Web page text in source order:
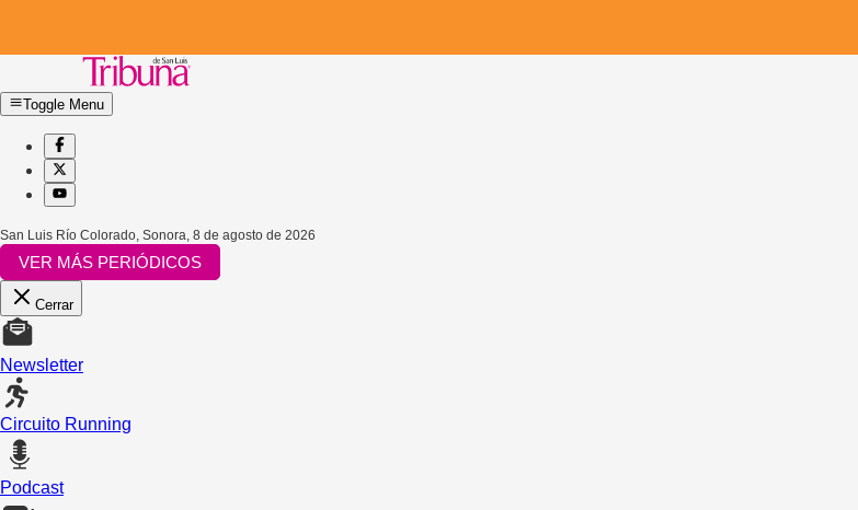
Toggle Menu
San Luis Río Colorado, Sonora, 8 de agosto de 2026
VER MÁS PERIÓDICOS
Cerrar
Newsletter
Circuito Running
Podcast